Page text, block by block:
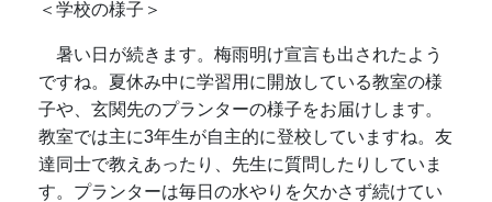
＜学校の様子＞
暑い日が続きます。梅雨明け宣言も出されたよう
ですね。夏休み中に学習用に開放している教室の様
子や、玄関先のプランターの様子をお届けします。
教室では主に3年生が自主的に登校していますね。友
達同士で教えあったり、先生に質問したりしていま
す。プランターは毎日の水やりを欠かさず続けてい